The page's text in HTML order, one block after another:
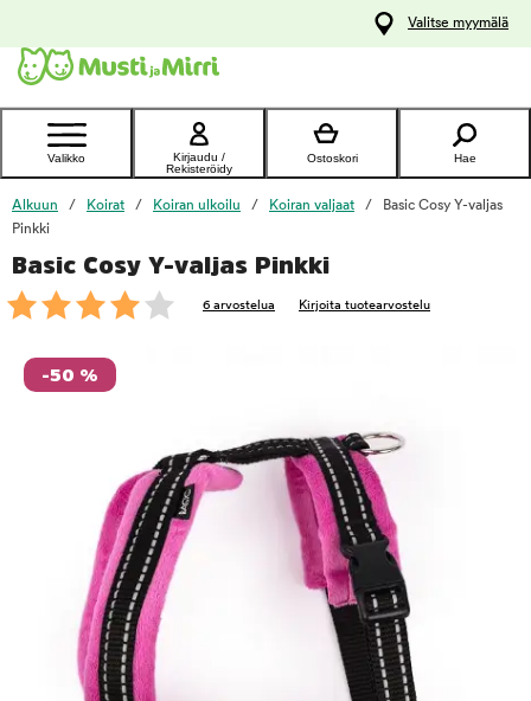
Ota yhteyttä
asiakaspalveluun
Valitse myymälä
Valikko
Kirjaudu /
Rekisteröidy
Ostoskori Hae
Alkuun Koirat Koiran ulkoilu Koiran valjaat
Basic Cosy Y-valjas
Pinkki
Basic Cosy Y-valjas Pinkki
6 arvostelua Kirjoita tuotearvostelu
-50 %
foo